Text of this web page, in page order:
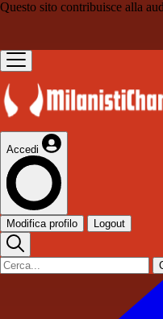
Questo sito contribuisce alla
Accedi
Modifica profilo Logout